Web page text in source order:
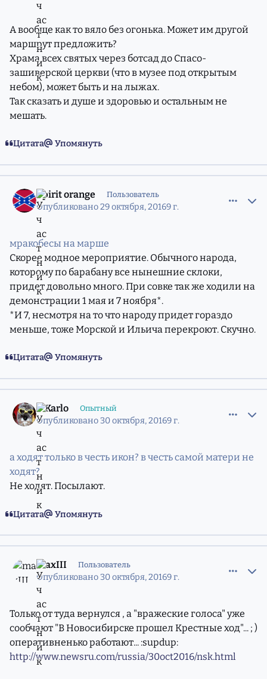
А вообще как то вяло без огонька. Может им другой
маршрут предложить?
Храма всех святых через ботсад до Спасо-
зашиверской церкви (что в музее под открытым
небом), может быть и на лыжах.
Так сказать и душе и здоровью и остальным не
мешать.
Цитата Упомянуть
Spirit orange Пользователь
Опубликовано29 октября, 20169 г.
мракобесы на марше
Скорее модное мероприятие. Обычного народа,
которому по барабану все нынешние склоки,
придет довольно много. При совке так же ходили на
демонстрации 1 мая и 7 ноября*.
*И 7, несмотря на то что народу придет гораздо
меньше, тоже Морской и Ильича перекроют. Скучно.
Цитата Упомянуть
Z.Karlo Опытный
Опубликовано30 октября, 20169 г.
а ходят только в честь икон? в честь самой матери не
ходят?
Не ходят. Посылают.
Цитата Упомянуть
maxIII Пользователь
Опубликовано30 октября, 20169 г.
Только от туда вернулся , а "вражеские голоса" уже
сообчают "В Новосибирске прошел Крестные ход"... ; )
оперативненько работают... :supdup:
http://www.newsru.com/russia/30oct2016/nsk.html